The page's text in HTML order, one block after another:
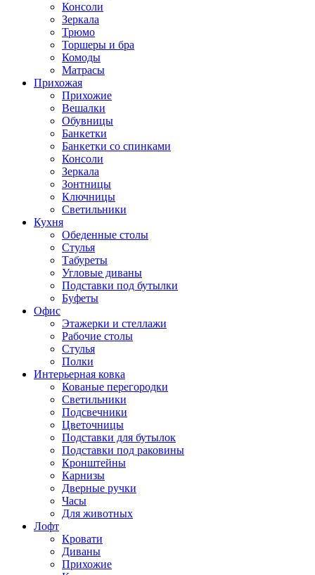
Консоли
Зеркала
Трюмо
Торшеры и бра
Комоды
Матрасы
Прихожая
Прихожие
Вешалки
Обувницы
Банкетки
Банкетки со спинками
Консоли
Зеркала
Зонтницы
Ключницы
Светильники
Кухня
Обеденные столы
Стулья
Табуреты
Угловые диваны
Подставки под бутылки
Буфеты
Офис
Этажерки и стеллажи
Рабочие столы
Стулья
Полки
Интерьерная ковка
Кованые перегородки
Светильники
Подсвечники
Цветочницы
Подставки для бутылок
Подставки под раковины
Кронштейны
Карнизы
Дверные ручки
Часы
Для животных
Лофт
Кровати
Диваны
Прихожие